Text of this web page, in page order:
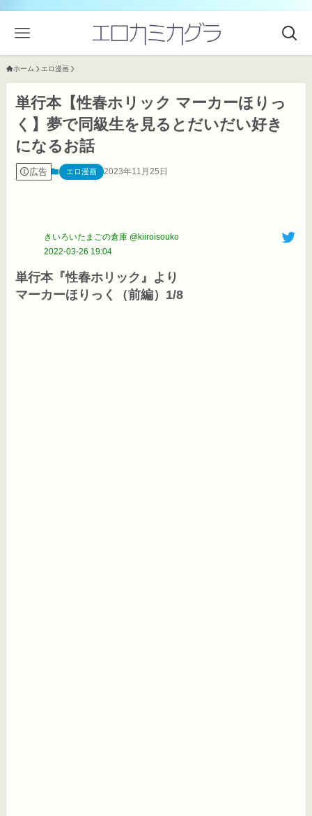
ホーム エロ漫画
単行本【性春ホリック マーカーほりっ
く】夢で同級生を見るとだいだい好き
になるお話
広告 エロ漫画 2023年11月25日
きいろいたまごの倉庫 @kiiroisouko
2022-03-26 19:04
単行本『性春ホリック』より
マーカーほりっく（前編）1/8